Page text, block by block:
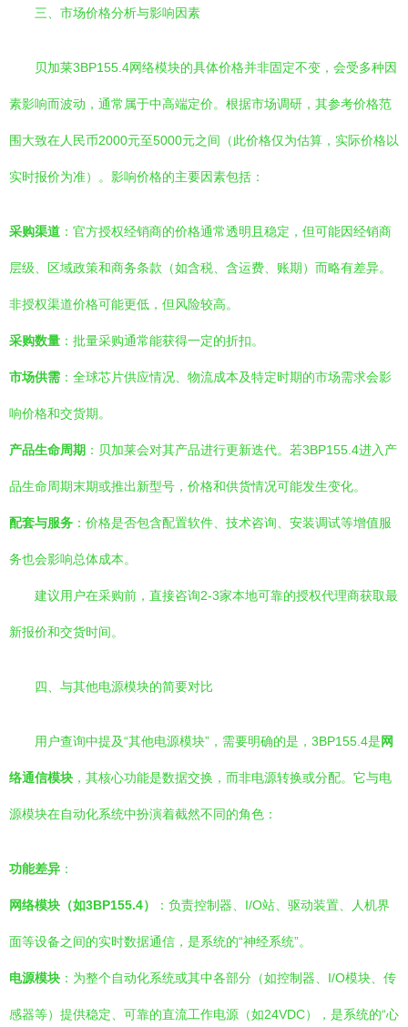
三、市场价格分析与影响因素
贝加莱3BP155.4网络模块的具体价格并非固定不变，会受多种因
素影响而波动，通常属于中高端定价。根据市场调研，其参考价格范
围大致在人民币2000元至5000元之间（此价格仅为估算，实际价格以
实时报价为准）。影响价格的主要因素包括：
采购渠道 ：官方授权经销商的价格通常透明且稳定，但可能因经销商
层级、区域政策和商务条款（如含税、含运费、账期）而略有差异。
非授权渠道价格可能更低，但风险较高。
采购数量 ：批量采购通常能获得一定的折扣。
市场供需 ：全球芯片供应情况、物流成本及特定时期的市场需求会影
响价格和交货期。
产品生命周期 ：贝加莱会对其产品进行更新迭代。若3BP155.4进入产
品生命周期末期或推出新型号，价格和供货情况可能发生变化。
配套与服务 ：价格是否包含配置软件、技术咨询、安装调试等增值服
务也会影响总体成本。
建议用户在采购前，直接咨询2-3家本地可靠的授权代理商获取最
新报价和交货时间。
四、与其他电源模块的简要对比
用户查询中提及“其他电源模块”，需要明确的是，3BP155.4是网
络通信模块 ，其核心功能是数据交换，而非电源转换或分配。它与电
源模块在自动化系统中扮演着截然不同的角色：
功能差异 ：
网络模块（如3BP155.4） ：负责控制器、I/O站、驱动装置、人机界
面等设备之间的实时数据通信，是系统的“神经系统”。
电源模块 ：为整个自动化系统或其中各部分（如控制器、I/O模块、传
感器等）提供稳定、可靠的直流工作电源（如24VDC），是系统的“心